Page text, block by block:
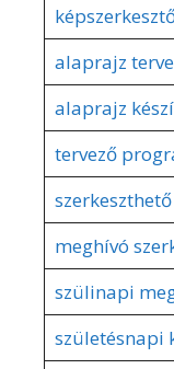
alaprajz
alaprajz
tervező
meghívó
szülinapi
születésnapi